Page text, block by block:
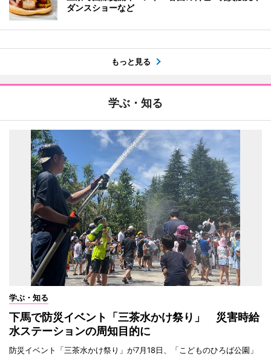
ダンスショーなど
もっと見る
学ぶ・知る
学ぶ・知る
下馬で防災イベント「三茶水かけ祭り」 災害時給
水ステーションの周知目的に
防災イベント「三茶水かけ祭り」が7月18日、「こどものひろば公園」